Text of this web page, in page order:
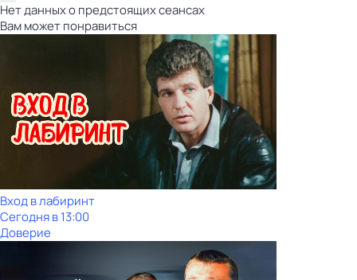
Нет данных о предстоящих сеансах
Вам может понравиться
Вход в лабиринт
Сегодня в 13:00
Доверие